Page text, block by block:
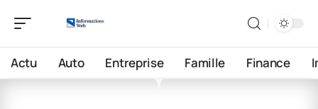
Actu Auto Entreprise Famille Finance